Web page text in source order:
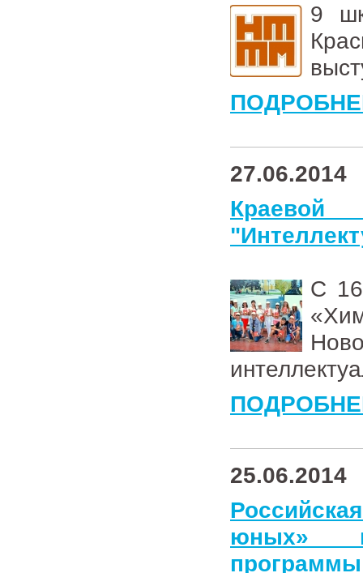
9
27.06.2014
Краевой
С
25.06.2014
юных» в